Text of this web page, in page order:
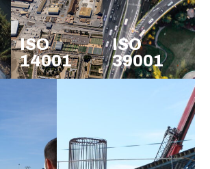
ISO
14001
ISO
39001